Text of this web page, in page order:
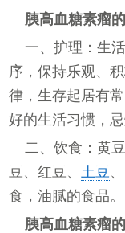
胰高血糖素瘤
一、护理：生
序，保持乐观、
律，生存起居有
好的生活习惯，忌
二、饮食：黄
豆、红豆、土豆
食，油腻的食品。
胰高血糖素瘤